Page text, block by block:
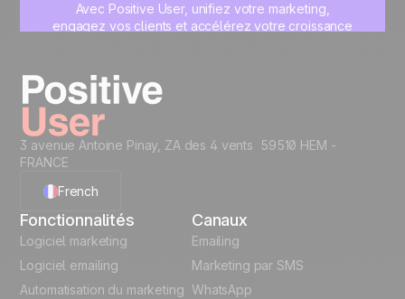
Avec Positive User, unifiez votre marketing,
engagez vos clients et accélérez votre croissance
Commencez maintenant
3 avenue Antoine Pinay, ZA des 4 vents 59510 HEM -
FRANCE
French
English
Fonctionnalités
Logiciel marketing
Logiciel emailing
Automatisation du marketing
Canaux
Emailing
Marketing par SMS
WhatsApp